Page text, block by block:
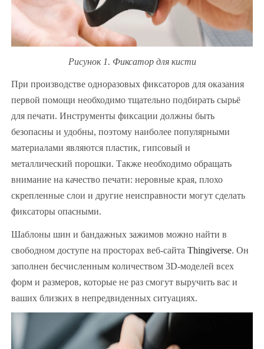
Рисунок 1. Фиксатор для кисти
При производстве одноразовых фиксаторов для оказания
первой помощи необходимо тщательно подбирать сырьё
для печати. Инструменты фиксации должны быть
безопасны и удобны, поэтому наиболее популярными
материалами являются пластик, гипсовый и
металлический порошки. Также необходимо обращать
внимание на качество печати: неровные края, плохо
скрепленные слои и другие неисправности могут сделать
фиксаторы опасными.
Шаблоны шин и бандажных зажимов можно найти в
свободном доступе на просторах веб-сайта Thingiverse. Он
заполнен бесчисленным количеством 3D-моделей всех
форм и размеров, которые не раз смогут выручить вас и
ваших близких в непредвиденных ситуациях.